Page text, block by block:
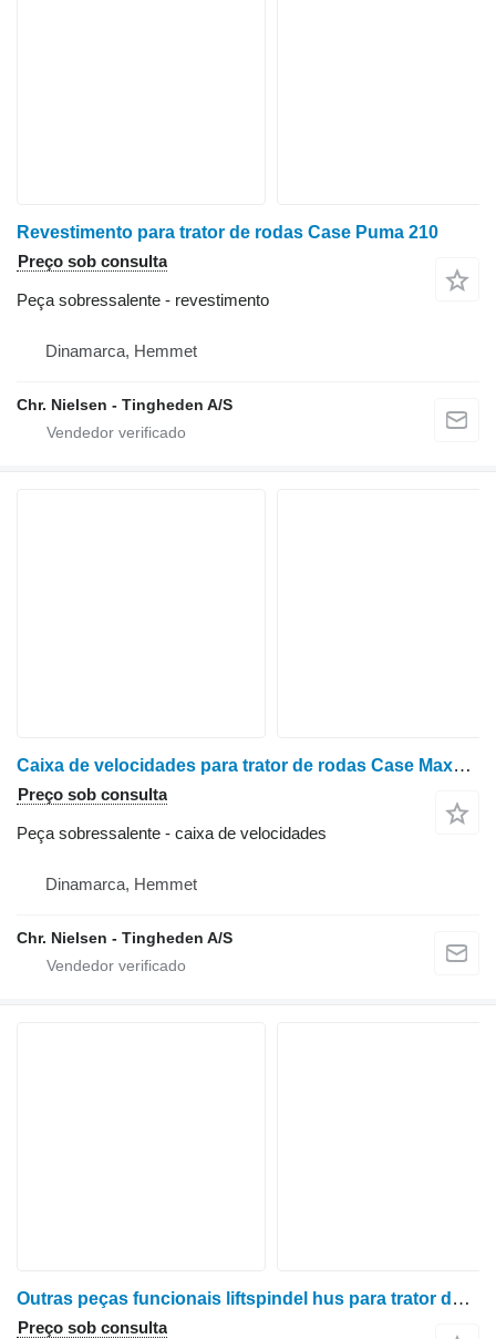
Revestimento para trator de rodas Case Puma 210
Preço sob consulta
Peça sobressalente - revestimento
Dinamarca, Hemmet
Chr. Nielsen - Tingheden A/S
Caixa de velocidades para trator de rodas Case Maxxum 115
Preço sob consulta
Peça sobressalente - caixa de velocidades
Dinamarca, Hemmet
Chr. Nielsen - Tingheden A/S
Outras peças funcionais liftspindel hus para trator de rodas Case 844XL
Preço sob consulta